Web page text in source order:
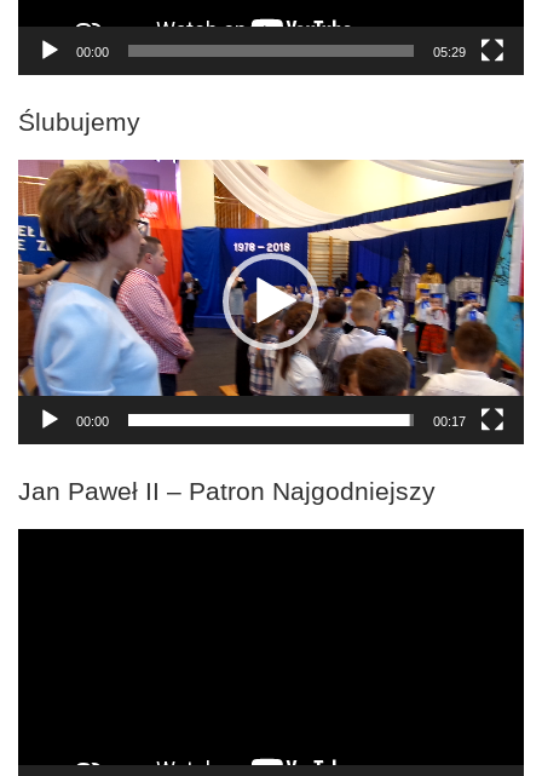
00:00 05:29
Ślubujemy
Odtwarzacz
video
00:00 00:17
Jan Paweł II – Patron Najgodniejszy